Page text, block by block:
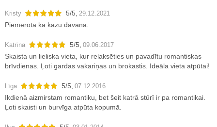
Kristy 5/5 29.12.2021
Piemērota kā kāzu dāvana.
Katrīna 5/5 09.06.2017
Skaista un lieliska vieta, kur relaksēties un pavadītu romantiskas
brīvdienas. Ļoti gardas vakariņas un brokastis. Ideāla vieta atpūtai!
Līga 5/5 07.12.2016
Ikdienā aizmirstam romantiku, bet šeit katrā stūrī ir pa romantikai.
Ļoti skaisti un burvīga atpūta kopumā.